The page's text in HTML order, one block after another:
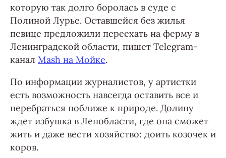
которую так долго боролась в суде с
Полиной Лурье. Оставшейся без жилья
певице предложили переехать на ферму в
Ленинградской области, пишет Telegram-
канал Mash на Мойке.
По информации журналистов, у артистки
есть возможность навсегда оставить все и
перебраться поближе к природе. Долину
ждет избушка в Ленобласти, где она сможет
жить и даже вести хозяйство: доить козочек и
коров.